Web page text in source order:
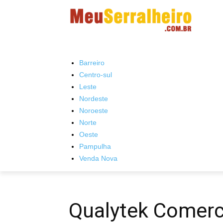
Barreiro
Centro-sul
Leste
Nordeste
Noroeste
Norte
Oeste
Pampulha
Venda Nova
Qualytek